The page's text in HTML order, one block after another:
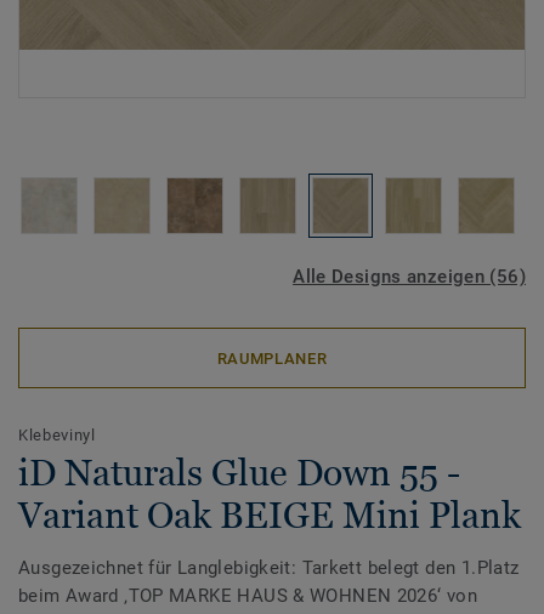
Alle Designs anzeigen (56)
RAUMPLANER
Klebevinyl
iD Naturals Glue Down 55 -
Variant Oak BEIGE Mini Plank
Ausgezeichnet für Langlebigkeit: Tarkett belegt den 1.Platz
beim Award ‚TOP MARKE HAUS & WOHNEN 2026‘ von